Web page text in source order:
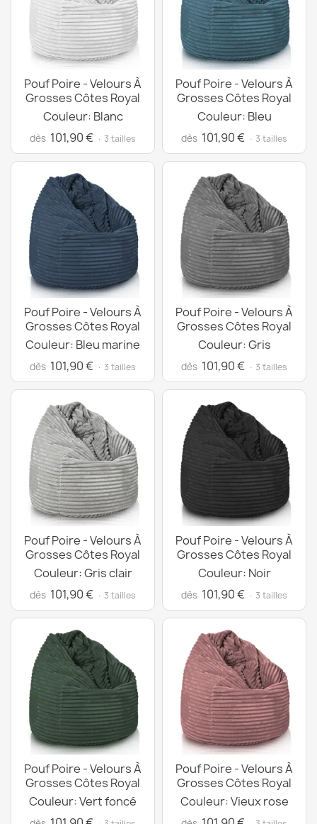
Pouf Poire - Velours À
Grosses Côtes Royal
Couleur: Blanc
dès 101,90 € · 3 tailles
Pouf Poire - Velours À
Grosses Côtes Royal
Couleur: Bleu
dès 101,90 € · 3 tailles
Pouf Poire - Velours À
Grosses Côtes Royal
Couleur: Bleu marine
dès 101,90 € · 3 tailles
Pouf Poire - Velours À
Grosses Côtes Royal
Couleur: Gris
dès 101,90 € · 3 tailles
Pouf Poire - Velours À
Grosses Côtes Royal
Couleur: Gris clair
dès 101,90 € · 3 tailles
Pouf Poire - Velours À
Grosses Côtes Royal
Couleur: Noir
dès 101,90 € · 3 tailles
Pouf Poire - Velours À
Grosses Côtes Royal
Couleur: Vert foncé
Pouf Poire - Velours À
Grosses Côtes Royal
Couleur: Vieux rose